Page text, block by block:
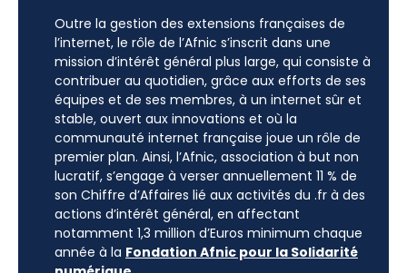
Outre la gestion des extensions françaises de
l’internet, le rôle de l’Afnic s’inscrit dans une
mission d’intérêt général plus large, qui consiste à
contribuer au quotidien, grâce aux efforts de ses
équipes et de ses membres, à un internet sûr et
stable, ouvert aux innovations et où la
communauté internet française joue un rôle de
premier plan. Ainsi, l’Afnic, association à but non
lucratif, s’engage à verser annuellement 11 % de
son Chiffre d’Affaires lié aux activités du .fr à des
actions d’intérêt général, en affectant
notamment 1,3 million d’Euros minimum chaque
année à la Fondation Afnic pour la Solidarité